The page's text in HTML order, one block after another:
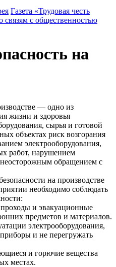
Газета «Трудовая честь
с общественностью
на
— одно из
жизни и здоровья
сырья и готовой
объектах риск возгорания
электрооборудования,
работ, нарушением
обращением с
на производстве
необходимо соблюдать
и эвакуационные
предметов и материалов.
электрооборудования,
и не перегружать
и горючие вещества
местах.